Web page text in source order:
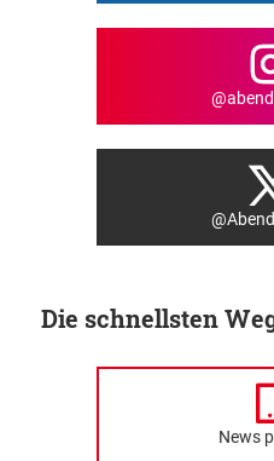
Die schnellsten
News